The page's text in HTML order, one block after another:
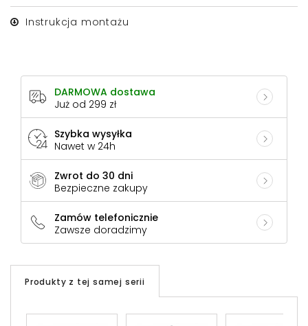
Instrukcja montażu
DARMOWA dostawa
Już od 299 zł
Szybka wysyłka
Nawet w 24h
Zwrot do 30 dni
Bezpieczne zakupy
Zamów telefonicznie
Zawsze doradzimy
Produkty z tej samej serii